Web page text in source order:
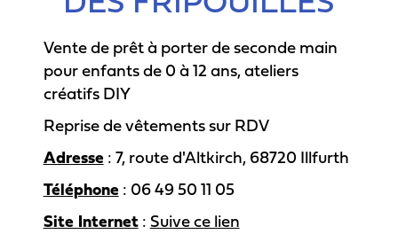
Vente de prêt à porter de seconde main
pour enfants de 0 à 12 ans, ateliers
créatifs DIY
Reprise de vêtements sur RDV
Adresse: 7, route d'Altkirch, 68720 Illfurth
Téléphone: 06 49 50 11 05
Site Internet: Suive ce lien